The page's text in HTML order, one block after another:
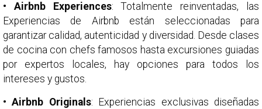
• Airbnb Experiences: Totalmente reinventadas, las
Experiencias de Airbnb están seleccionadas para
garantizar calidad, autenticidad y diversidad. Desde clases
de cocina con chefs famosos hasta excursiones guiadas
por expertos locales, hay opciones para todos los
intereses y gustos.
• Airbnb Originals: Experiencias exclusivas diseñadas